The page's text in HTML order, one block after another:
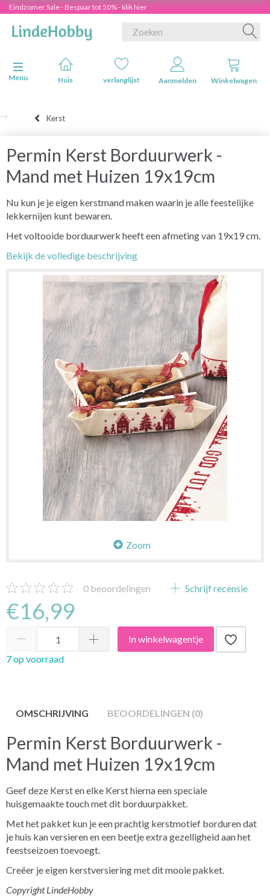
Eindzomer Sale - Bespaar tot 50% - klik hier
Navigatie in-/uitschakelen
Menu
Huis verlanglijst Aanmelden Winkelwagen
Kerst
Permin Kerst Borduurwerk -
Mand met Huizen 19x19cm
Nu kun je je eigen kerstmand maken waarin je alle feestelijke
lekkernijen kunt bewaren.
Het voltooide borduurwerk heeft een afmeting van 19x19 cm.
Bekijk de volledige beschrijving
Zoom
0 beoordelingen Schrijf recensie
€16,99
In winkelwagentje
7 op voorraad
OMSCHRIJVING BEOORDELINGEN (0)
Permin Kerst Borduurwerk -
Mand met Huizen 19x19cm
Geef deze Kerst en elke Kerst hierna een speciale
huisgemaakte touch met dit borduurpakket.
Met het pakket kun je een prachtig kerstmotief borduren dat
je huis kan versieren en een beetje extra gezelligheid aan het
feestseizoen toevoegt.
Creëer je eigen kerstversiering met dit mooie pakket.
Copyright LindeHobby